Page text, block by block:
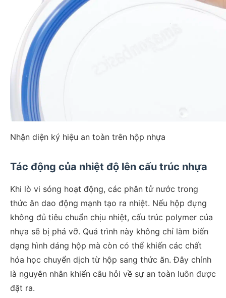
Nhận diện ký hiệu an toàn trên hộp nhựa
Tác động của nhiệt độ lên cấu trúc nhựa
Khi lò vi sóng hoạt động, các phân tử nước trong
thức ăn dao động mạnh tạo ra nhiệt. Nếu hộp đựng
không đủ tiêu chuẩn chịu nhiệt, cấu trúc polymer của
nhựa sẽ bị phá vỡ. Quá trình này không chỉ làm biến
dạng hình dáng hộp mà còn có thể khiến các chất
hóa học chuyển dịch từ hộp sang thức ăn. Đây chính
là nguyên nhân khiến câu hỏi về sự an toàn luôn được
đặt ra.